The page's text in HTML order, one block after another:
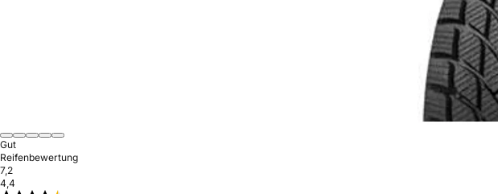
Gut
Reifenbewertung
7,2
4,4